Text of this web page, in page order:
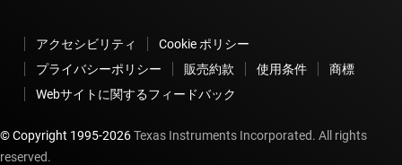
アクセシビリティ
Cookie ポリシー
プライバシーポリシー
販売約款 使用条件
商標
Webサイトに関するフィードバック
© Copyright 1995-2026Texas Instruments Incorporated. All rights
reserved.